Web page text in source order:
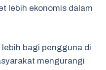
lebih ekonomis dalam
bagi pengguna di
mengurangi